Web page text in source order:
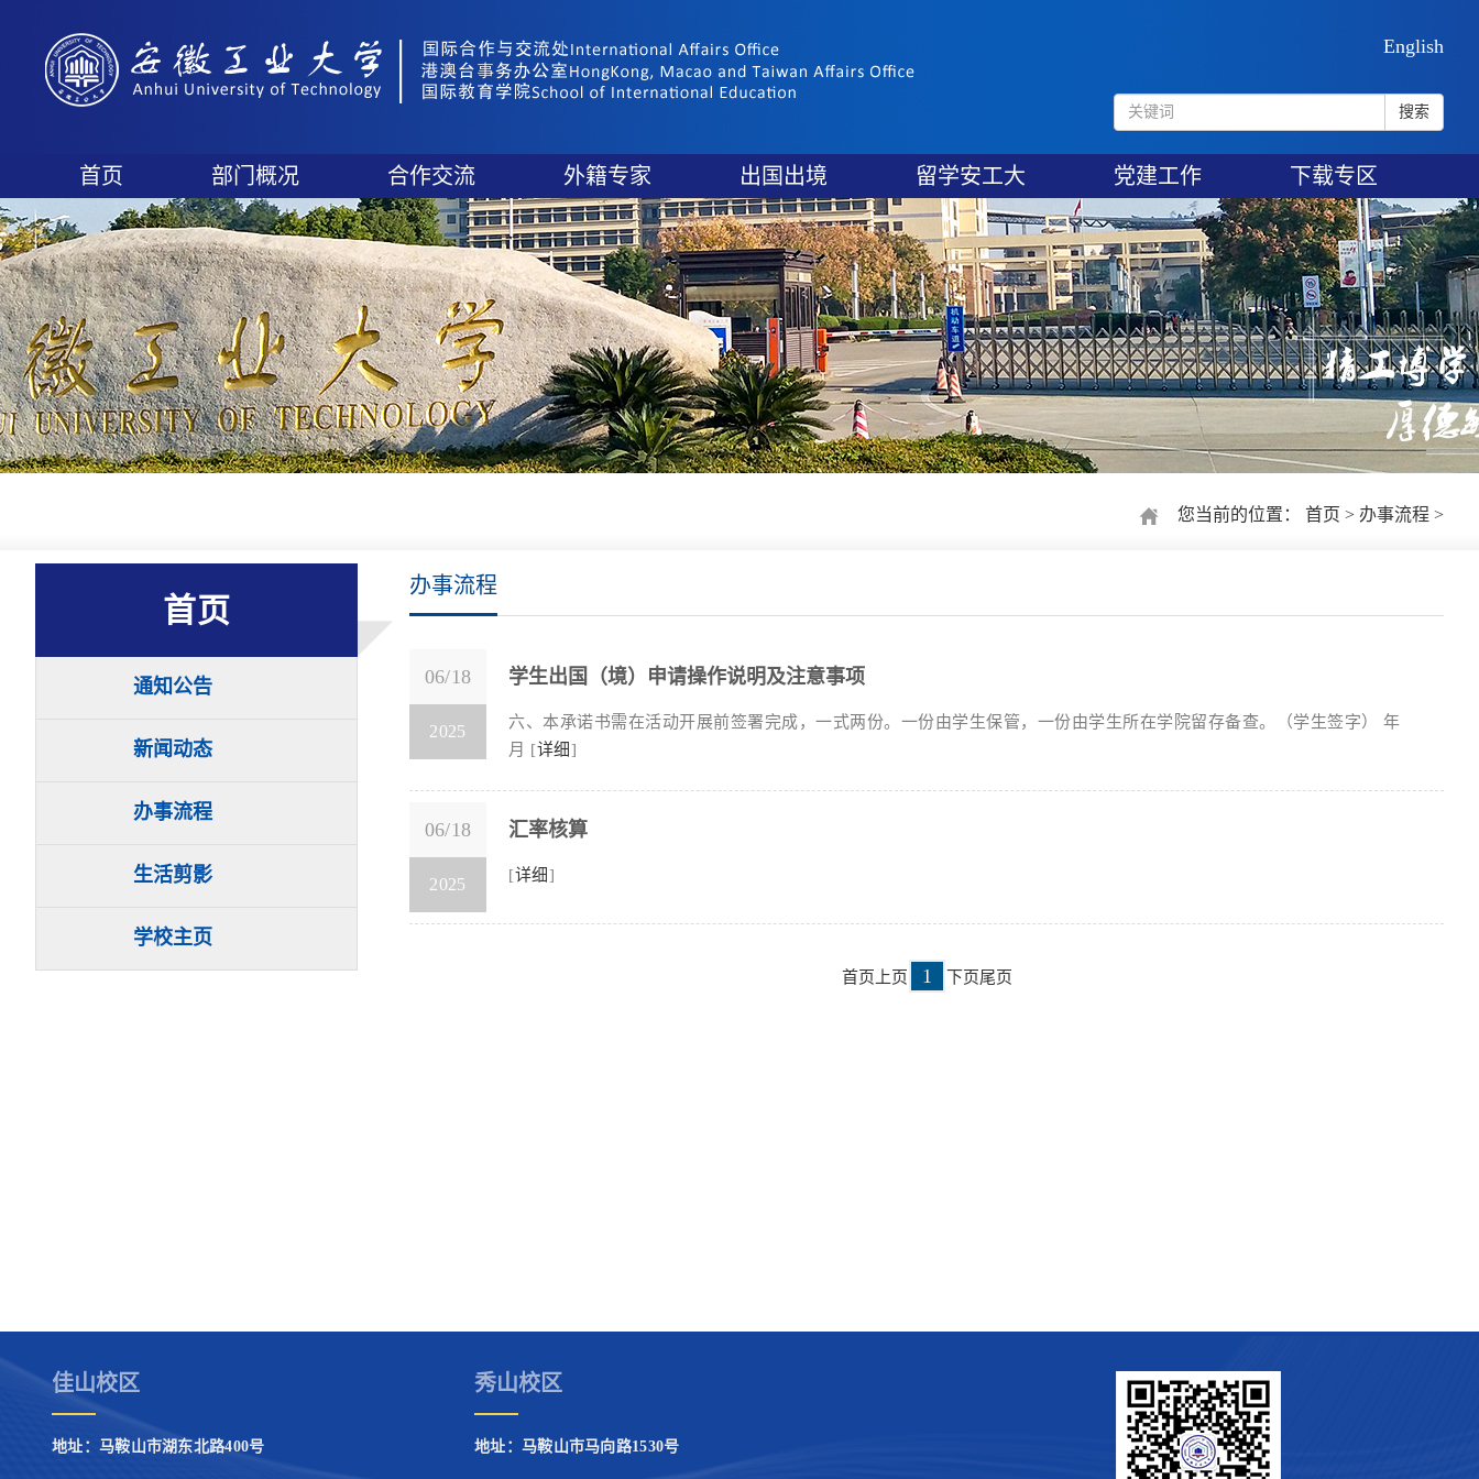
English
搜索
首页 部门概况 合作交流 外籍专家 出国出境 留学安工大 党建工作 下载专区
您当前的位置： 首页 > 办事流程 >
首页
通知公告
新闻动态
办事流程
生活剪影
学校主页
办事流程
06/18
2025
学生出国（境）申请操作说明及注意事项
六、本承诺书需在活动开展前签署完成，一式两份。一份由学生保管，一份由学生所在学院留存备查。（学生签字） 年
月 [详细]
06/18
2025
汇率核算
[详细]
首页 上页 1 下页尾页
佳山校区
地址：马鞍山市湖东北路400号
秀山校区
地址：马鞍山市马向路1530号